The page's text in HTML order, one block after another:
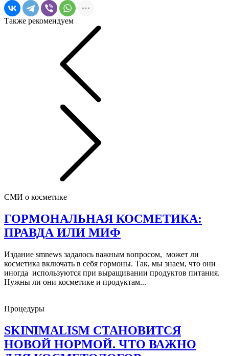
Также рекомендуем
СМИ о косметике
ГОРМОНАЛЬНАЯ КОСМЕТИКА:
ПРАВДА ИЛИ МИФ
Издание smnews задалось важным вопросом, может ли
косметика включать в себя гормоны. Так, мы знаем, что они
иногда используются при выращивании продуктов питания.
Нужны ли они косметике и продуктам...
Процедуры
SKINIMALISM СТАНОВИТСЯ
НОВОЙ НОРМОЙ. ЧТО ВАЖНО